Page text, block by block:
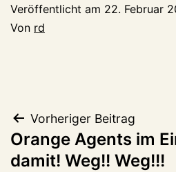
Veröffentlicht am 22. Februar
Von rd
Vorheriger Beitrag
Orange Agents im
damit! Weg!! Weg!!!